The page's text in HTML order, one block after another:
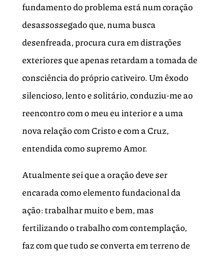
fundamento do problema está num coração
desassossegado que, numa busca
desenfreada, procura cura em distrações
exteriores que apenas retardam a tomada de
consciência do próprio cativeiro. Um êxodo
silencioso, lento e solitário, conduziu-me ao
reencontro com o meu eu interior e a uma
nova relação com Cristo e com a Cruz,
entendida como supremo Amor.
Atualmente sei que a oração deve ser
encarada como elemento fundacional da
ação: trabalhar muito e bem, mas
fertilizando o trabalho com contemplação,
faz com que tudo se converta em terreno de